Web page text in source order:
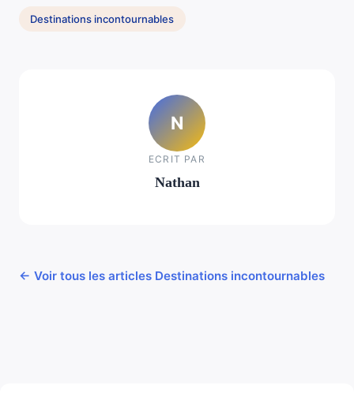
Destinations incontournables
N
ECRIT PAR
Nathan
← Voir tous les articles Destinations incontournables